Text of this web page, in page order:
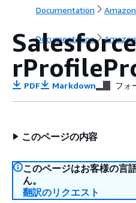
Documentation
Documentation
PDF Markdown フォ
このページの内容
このページはお客様の言
ん。
翻訳のリクエスト